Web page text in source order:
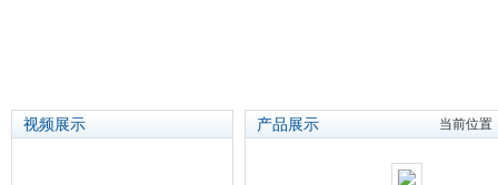
视频展示 产品展示 当前位置